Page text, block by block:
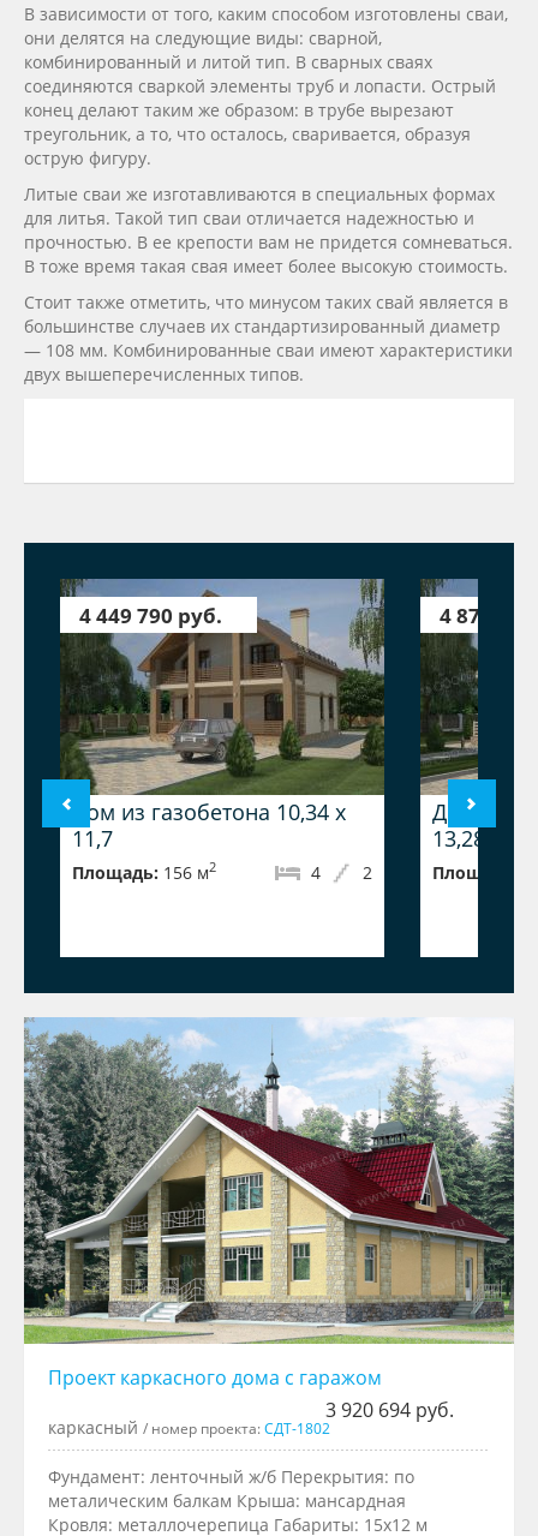
В зависимости от того, каким способом изготовлены сваи,
они делятся на следующие виды: сварной,
комбинированный и литой тип. В сварных сваях
соединяются сваркой элементы труб и лопасти. Острый
конец делают таким же образом: в трубе вырезают
треугольник, а то, что осталось, сваривается, образуя
острую фигуру.
Литые сваи же изготавливаются в специальных формах
для литья. Такой тип сваи отличается надежностью и
прочностью. В ее крепости вам не придется сомневаться.
В тоже время такая свая имеет более высокую стоимость.
Стоит также отметить, что минусом таких свай является в
большинстве случаев их стандартизированный диаметр
— 108 мм. Комбинированные сваи имеют характеристики
двух вышеперечисленных типов.
4 449 790 руб.
Дом из газобетона 10,34 х
11,7
Площадь: 156 м2 2
4
4 877
Дом из
13,28
Площадь:
Проект каркасного дома с гаражом
3 920 694 руб.
каркасный / номер проекта:СДТ-1802
Фундамент: ленточный ж/б Перекрытия: по
металическим балкам Крыша: мансардная
Кровля: металлочерепица Габариты: 15x12 м